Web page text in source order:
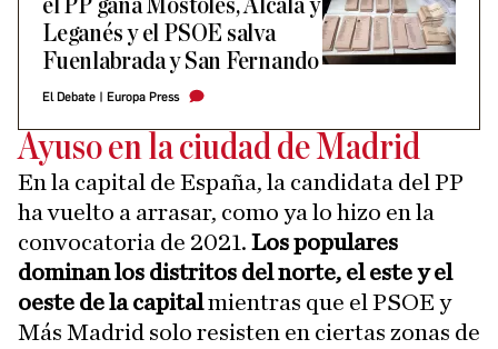
el PP gana Móstoles, Alcalá y
Leganés y el PSOE salva
Fuenlabrada y San Fernando
El Debate | Europa Press
Ayuso en la ciudad de Madrid
En la capital de España, la candidata del PP
ha vuelto a arrasar, como ya lo hizo en la
convocatoria de 2021. Los populares
dominan los distritos del norte, el este y el
oeste de la capitalmientras que el PSOE y
Más Madrid solo resisten en ciertas zonas de